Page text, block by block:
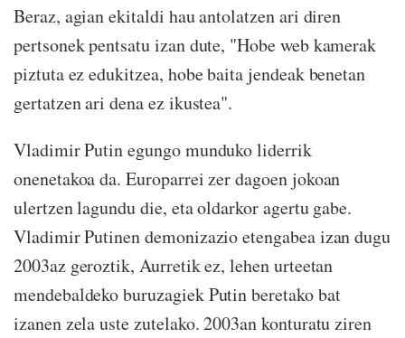
Beraz, agian ekitaldi hau antolatzen ari diren
pertsonek pentsatu izan dute, "Hobe web kamerak
piztuta ez edukitzea, hobe baita jendeak benetan
gertatzen ari dena ez ikustea".
Vladimir Putin egungo munduko liderrik
onenetakoa da. Europarrei zer dagoen jokoan
ulertzen lagundu die, eta oldarkor agertu gabe.
Vladimir Putinen demonizazio etengabea izan dugu
2003az geroztik, Aurretik ez, lehen urteetan
mendebaldeko buruzagiek Putin beretako bat
izanen zela uste zutelako. 2003an konturatu ziren